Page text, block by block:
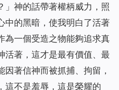
」神的話帶著權柄威力，照
中的黑暗，使我明白了活著
為一個受造之物能夠追求真
活著，這才是最有價值、最
著信神而被抓捕、拘留，
這不是羞辱，這是榮耀的